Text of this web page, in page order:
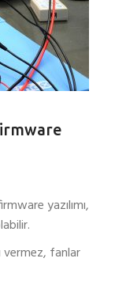
yazılımı,
vermez, fanlar